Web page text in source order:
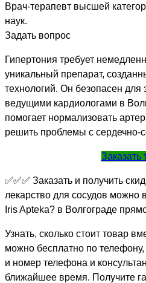
Врач-терапевт высшей
наук.
Задать вопрос
Гипертония требует
уникальный препарат,
технологий. Он безопасен для
ведущими кардиологами в
помогает нормализовать
решить проблемы с сердечно-
Заказать
✅✅✅ Заказать и получить
лекарство для сосудов можно
Iris Apteka? в Волгограде
Узнать, сколько стоит товар
можно бесплатно по
и номер телефона и
ближайшее время. Получите